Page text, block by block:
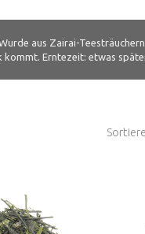
aus Zairai-
kommt. Erntezeit: etwas